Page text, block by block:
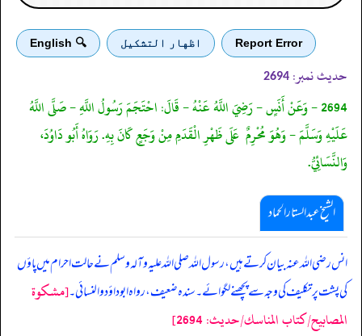
Report Error اظهار التشكيل 🔍 English
حدیث نمبر: 2694
2694 - وَعَنْ أَنَسٍ - رَضِيَ اللَّهُ عَنْهُ - قَالَ: احْتَجَمَ رَسُولُ اللَّهِ - صَلَّى اللَّهُ
عَلَيْهِ وَسَلَّمَ - وَهُوَ مُحْرِمٌ عَلَى ظَهْرِ الْقَدَمِ مِنْ وَجَعٍ كَانَ بِهِ. رَوَاهُ أَبُو دَاوُدَ،
وَالنَّسَائِيُّ.
الشیخ عبدالستار الحماد
انس رضی اللہ عنہ بیان کرتے ہیں، رسول اللہ صلی ‌اللہ ‌علیہ ‌وآلہ ‌وسلم نے حالت احرام میں پاؤں
کی پشت پر تکلیف کی وجہ سے پچھنے لگوائے۔ سندہ ضعیف، رواہ ابوداؤد و النسائی۔[مشكوة
المصابيح/كتاب المناسك/حدیث: 2694]